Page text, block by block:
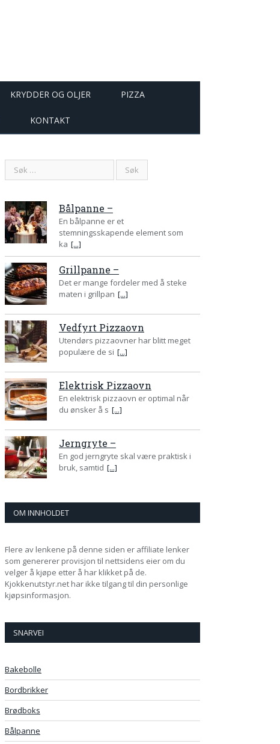
KRYDDER OG OLJER PIZZA
KONTAKT
Bålpanne –
En bålpanne er et
stemningsskapende element som
ka [...]
Grillpanne –
Det er mange fordeler med å steke
maten i grillpan [...]
Vedfyrt Pizzaovn
Utendørs pizzaovner har blitt meget
populære de si [...]
Elektrisk Pizzaovn
En elektrisk pizzaovn er optimal når
du ønsker å s [...]
Jerngryte –
En god jerngryte skal være praktisk i
bruk, samtid [...]
OM INNHOLDET
Flere av lenkene på denne siden er affiliate lenker
som genererer provisjon til nettsidens eier om du
velger å kjøpe etter å har klikket på de.
Kjokkenutstyr.net har ikke tilgang til din personlige
kjøpsinformasjon.
SNARVEI
Bakebolle
Bordbrikker
Brødboks
Bålpanne